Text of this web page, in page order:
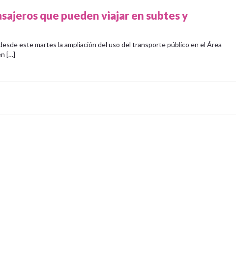
que pueden viajar en subtes y
este martes la ampliación del uso del transporte público en el Área
[…]